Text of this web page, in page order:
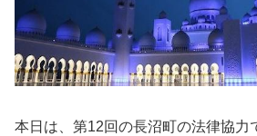
本日は、第12回の長沼町の法律協力